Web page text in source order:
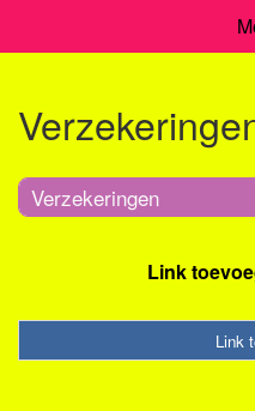
Verzekeringen
Link
Link